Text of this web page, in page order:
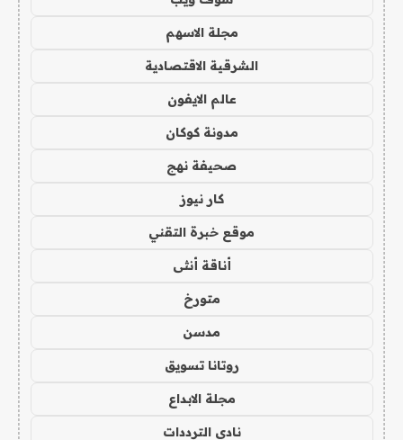
مجلة الاسهم
الشرقية الاقتصادية
عالم الايفون
مدونة كوكان
صحيفة نهج
كار نيوز
موقع خبرة التقني
أناقة أنثى
متورخ
مدسن
روتانا تسويق
مجلة الابداع
نادي الترددات